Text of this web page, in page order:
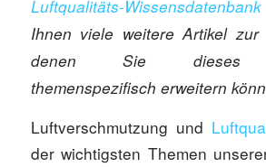
Luftqualitäts-Wissensdatenbank
Ihnen viele weitere Artikel zur
denen Sie dieses
themenspezifisch erweitern
Luftverschmutzung und
der wichtigsten Themen